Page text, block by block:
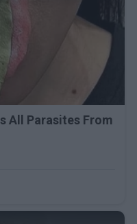
All Parasites From